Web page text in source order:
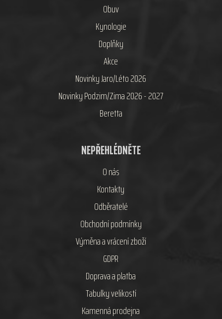
Obuv
Kynologie
Doplňky
Akce
Novinky Jaro/Léto 2026
Novinky Podzim/Zima 2026 - 2027
Beretta
NEPŘEHLÉDNĚTE
O nás
Kontakty
Odběratelé
Obchodní podmínky
Výměna a vrácení zboží
GDPR
Doprava a platba
Tabulky velikostí
Kamenná prodejna